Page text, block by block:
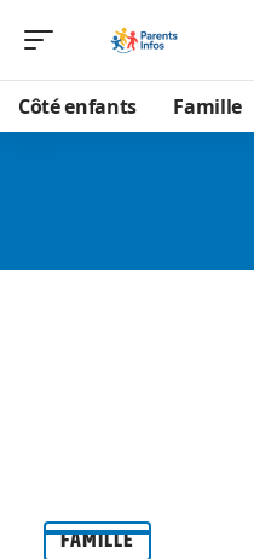
Côté enfants Famille
FAMILLE